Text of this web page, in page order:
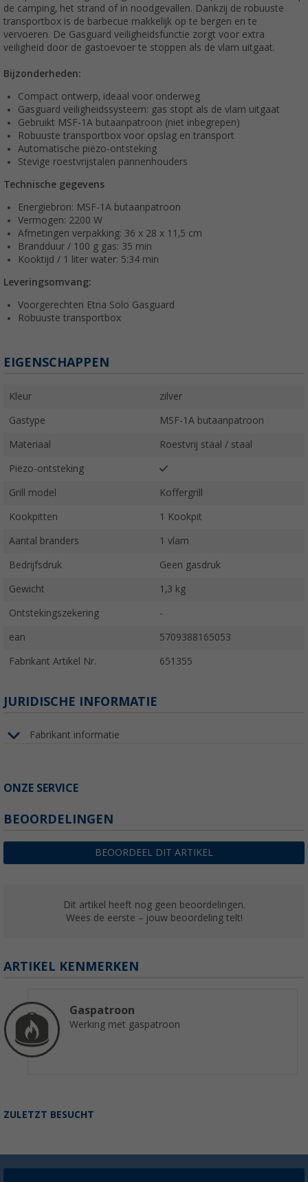
de camping, het strand of in noodgevallen. Dankzij de robuuste
transportbox is de barbecue makkelijk op te bergen en te
vervoeren. De Gasguard veiligheidsfunctie zorgt voor extra
veiligheid door de gastoevoer te stoppen als de vlam uitgaat.
Bijzonderheden:
Compact ontwerp, ideaal voor onderweg
Gasguard veiligheidssysteem: gas stopt als de vlam uitgaat
Gebruikt MSF-1A butaanpatroon (niet inbegrepen)
Robuuste transportbox voor opslag en transport
Automatische piëzo-ontsteking
Stevige roestvrijstalen pannenhouders
Technische gegevens
Energiebron: MSF-1A butaanpatroon
Vermogen: 2200 W
Afmetingen verpakking: 36 x 28 x 11,5 cm
Brandduur / 100 g gas: 35 min
Kooktijd / 1 liter water: 5:34 min
Leveringsomvang:
Voorgerechten Etna Solo Gasguard
Robuuste transportbox
EIGENSCHAPPEN
Kleur zilver
Gastype MSF-1A butaanpatroon
Materiaal Roestvrij staal / staal
Piëzo-ontsteking
Grill model Koffergrill
Kookpitten 1 Kookpit
Aantal branders 1 vlam
Bedrijfsdruk Geen gasdruk
Gewicht 1,3 kg
Ontstekingszekering -
ean 5709388165053
Fabrikant Artikel Nr. 651355
JURIDISCHE INFORMATIE
Fabrikant informatie
ONZE SERVICE
BEOORDELINGEN
BEOORDEEL DIT ARTIKEL
Dit artikel heeft nog geen beoordelingen.
Wees de eerste – jouw beoordeling telt!
ARTIKEL KENMERKEN
Gaspatroon
Werking met gaspatroon
ZULETZT BESUCHT